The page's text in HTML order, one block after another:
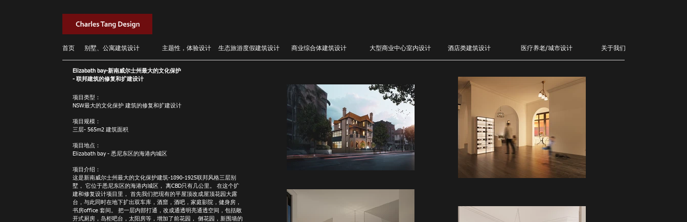
首页 别墅、公寓建筑设计 主题性，体验设计 生态旅游度假建筑设计 商业综合体建筑设计 大型商业中心室内设计 酒店类建筑设计 医疗养老/城市设计 关于我们
Elizabath bay-新南威尔士州最大的文化保护
- 联邦建筑的修复和扩建设计
项目类型：
NSW最大的文化保护 建筑的修复和扩建设计
项目规模：
三层- 565m2 建筑面积
项目地点：
Elizabath bay - 悉尼东区的海港内城区
项目介绍：
这是新南威尔士州最大的文化保护建筑-1890-1925联邦风格三层别
墅， 它位于悉尼东区的海港内城区， 离CBD只有几公里。 在这个扩
建和修复设计项目里， 首先我们把现有的平屋顶改成屋顶花园大露
台，与此同时在地下扩出双车库，酒窟，酒吧，家庭影院，健身房，
书房office 套间。 把一层内部打通，改成通透明亮通透空间，包括敞
开式厨房，岛柜吧台，太阳房等，增加了前花园， 侧花园，新围墙的